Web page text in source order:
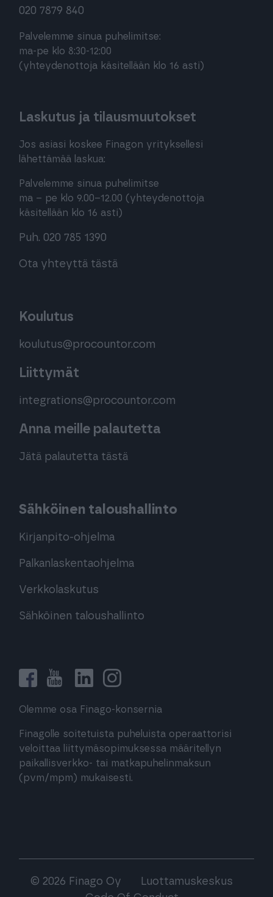
020 7879 840
Palvelemme sinua puhelimitse:
ma-pe klo 8:30-12:00
(yhteydenottoja käsitellään klo 16 asti)
Laskutus ja tilausmuutokset
Jos asiasi koskee Finagon yrityksellesi
lähettämää laskua:
Palvelemme sinua puhelimitse
ma – pe klo 9.00–12.00 (yhteydenottoja
käsitellään klo 16 asti)
Puh. 020 785 1390
Ota yhteyttä tästä
Koulutus
koulutus@procountor.com
Liittymät
integrations@procountor.com
Anna meille palautetta
Jätä palautetta tästä
Sähköinen taloushallinto
Kirjanpito-ohjelma
Palkanlaskentaohjelma
Verkkolaskutus
Sähköinen taloushallinto
Olemme osa Finago-konsernia
Finagolle soitetuista puheluista operaattorisi
veloittaa liittymäsopimuksessa määritellyn
paikallisverkko- tai matkapuhelinmaksun
(pvm/mpm) mukaisesti.
© 2026 Finago Oy
Luottamuskeskus